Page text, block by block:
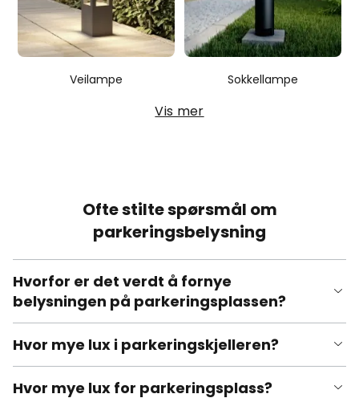
Veilampe Sokkellampe
Vis mer
Ofte stilte spørsmål om
parkeringsbelysning
Hvorfor er det verdt å fornye
belysningen på parkeringsplassen?
Hvor mye lux i parkeringskjelleren?
Hvor mye lux for parkeringsplass?